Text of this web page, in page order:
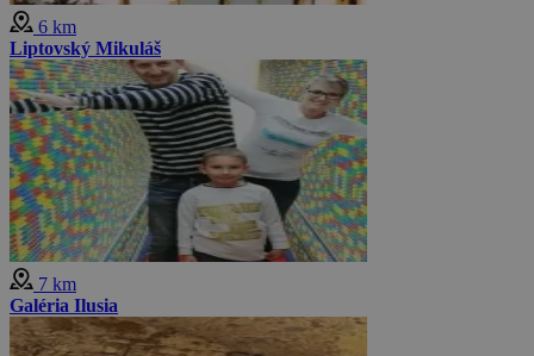
6 km
Liptovský Mikuláš
7 km
Galéria Ilusia